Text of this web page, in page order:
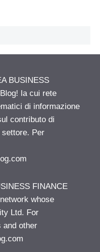
BUSINESS
la cui rete
di informazione
contributo di
Per
FINANCE
whose
Ltd. For
and other